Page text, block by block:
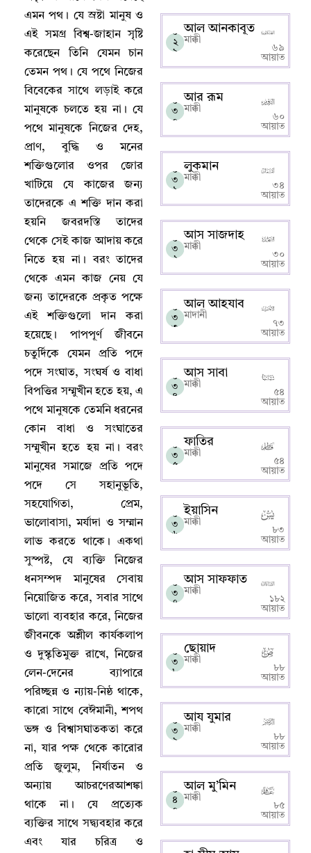
এমন পথ । যে স্রষ্টা মানুষ ও
এই সমগ্র বিশ্ব-জাহান সৃষ্টি
করেছেন তিনি যেমন চান
তেমন পথ । যে পথে নিজের
বিবেকের সাথে লড়াই করে
মানুষকে চলতে হয় না । যে
পথে মানুষকে নিজের দেহ,
প্রাণ,বুদ্ধি ও মনের
শক্তিগুলোর ওপর জোর
খাটিয়ে যে কাজের জন্য
তাদেরকে এ শক্তি দান করা
হয়নি জবরদস্তি তাদের
থেকে সেই কাজ আদায় করে
নিতে হয় না । বরং তাদের
থেকে এমন কাজ নেয় যে
জন্য তাদেরকে প্রকৃত পক্ষে
এই শক্তিগুলো দান করা
হয়েছে। পাপপূর্ণ জীবনে
চতুর্দিকে যেমন প্রতি পদে
পদে সংঘাত,সংঘর্ষ ও বাধা
বিপত্তির সম্মুখীন হতে হয়,এ
পথে মানুষকে তেমনি ধরনের
কোন বাধা ও সংঘাতের
সম্মুখীন হতে হয় না । বরং
মানুষের সমাজে প্রতি পদে
পদে সে সহানুভূতি,
সহযোগিতা,প্রেম,
ভালোবাসা,মর্যাদা ও সম্মান
লাভ করতে থাকে । একথা
সুস্পষ্ট, যে ব্যক্তি নিজের
ধনসম্পদ মানুষের সেবায়
নিয়োজিত করে,সবার সাথে
ভালো ব্যবহার করে,নিজের
জীবনকে অশ্লীল কার্যকলাপ
ও দুস্কৃতিমুক্ত রাখে,নিজের
লেন-দেনের ব্যাপারে
পরিচ্ছন্ন ও ন্যায়-নিষ্ঠ থাকে,
কারো সাথে বেঈমানী,শপথ
ভঙ্গ ও বিশ্বাসঘাতকতা করে
না,যার পক্ষ থেকে কারোর
প্রতি জুলুম,নির্যাতন ও
অন্যায় আচরণেরআশঙ্কা
থাকে না । যে প্রত্যেক
ব্যক্তির সাথে সদ্ব্যবহার করে
এবং যার চরিত্র ও
০
২
৯
আল আনকাবূত
মাক্কী
৬৯
আয়াত
০
৩
০
আর রূম
মাক্কী
৬০
আয়াত
০
৩
১
লুকমান
মাক্কী
৩৪
আয়াত
০
৩
২
আস সাজদাহ
মাক্কী
৩০
আয়াত
০
৩
৩
আল আহযাব
মাদানী
৭৩
আয়াত
০
৩
৪
আস সাবা
মাক্কী
৫৪
আয়াত
০
৩
৫
ফাতির
মাক্কী
৫৪
আয়াত
০
৩
৬
ইয়াসিন
মাক্কী
৮৩
আয়াত
০
৩
৭
আস সাফফাত
মাক্কী
১৮২
আয়াত
০
৩
৮
ছোয়াদ
মাক্কী
৮৮
আয়াত
০
৩
৯
আয যুমার
মাক্কী
৮৮
আয়াত
০
৪
০
আল মু’মিন
মাক্কী
৮৫
আয়াত